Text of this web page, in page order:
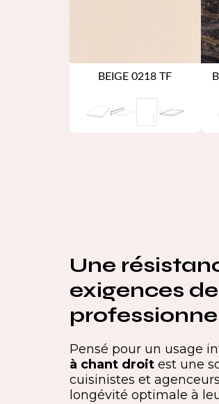
BEIGE 0218 TF
Une
exigences
Pensé pour un usage
à chant droit est une
cuisinistes et
longévité optimale à